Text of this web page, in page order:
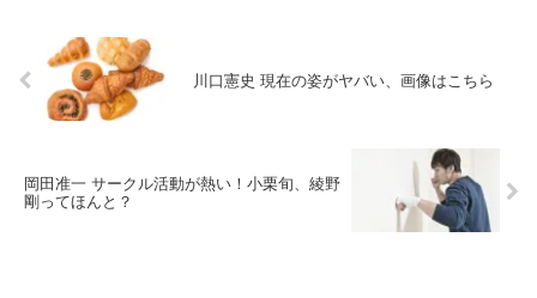
川口憲史 現在の姿がヤバい、画像はこちら
岡田准一 サークル活動が熱い！小栗旬、綾野
剛ってほんと？